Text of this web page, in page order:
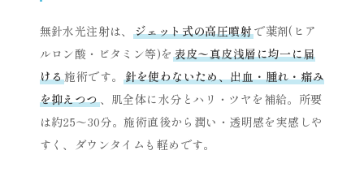
無針水光注射は、 ジェット式の高圧噴射で薬剤(ヒア
ルロン酸・ビタミン等)を 表皮〜真皮浅層に均一に届
ける施術です。 針を使わないため、出血・腫れ・痛み
を抑えつつ、肌全体に水分とハリ・ツヤを補給。所要
は約25〜30分。施術直後から潤い・透明感を実感しや
すく、ダウンタイムも軽めです。